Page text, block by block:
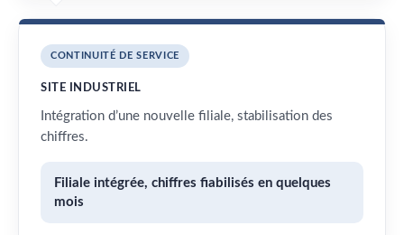
CONTINUITÉ DE SERVICE
SITE INDUSTRIEL
Intégration d’une nouvelle filiale, stabilisation des
chiffres.
Filiale intégrée, chiffres fiabilisés en quelques
mois